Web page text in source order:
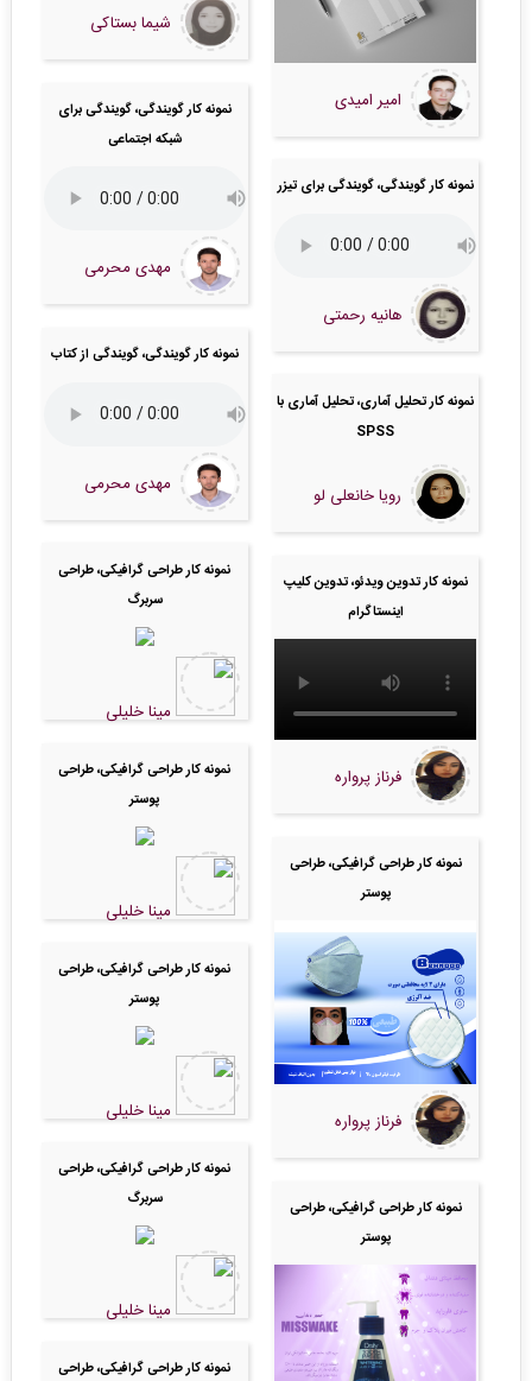
امیر امیدی
نمونه کار گویندگی، گویندگی برای تیزر
هانیه رحمتی
نمونه کار تحلیل آماری، تحلیل آماری با
SPSS
رویا خانعلی لو
نمونه کار تدوین ویدئو، تدوین کلیپ
اینستاگرام
فرناز پرواره
نمونه کار طراحی گرافیکی، طراحی
پوستر
فرناز پرواره
نمونه کار طراحی گرافیکی، طراحی
پوستر
شیما بستاکی
نمونه کار گویندگی، گویندگی برای
شبکه اجتماعی
مهدی محرمی
نمونه کار گویندگی، گویندگی از کتاب
مهدی محرمی
نمونه کار طراحی گرافیکی، طراحی
سربرگ
مینا خلیلی
نمونه کار طراحی گرافیکی، طراحی
پوستر
مینا خلیلی
نمونه کار طراحی گرافیکی، طراحی
پوستر
مینا خلیلی
نمونه کار طراحی گرافیکی، طراحی
سربرگ
مینا خلیلی
نمونه کار طراحی گرافیکی، طراحی